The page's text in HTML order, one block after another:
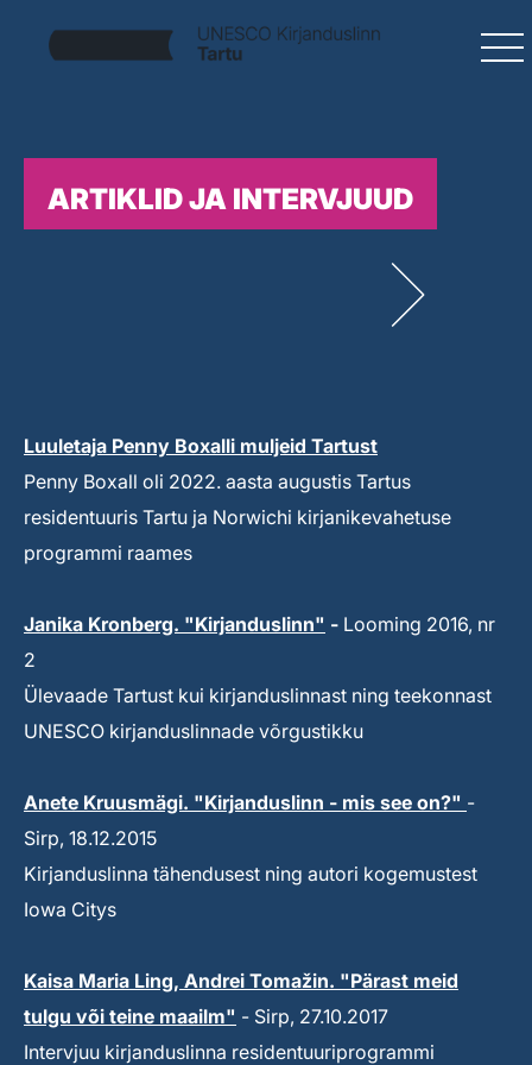
ARTIKLID JA INTERVJUUD
Luuletaja Penny Boxalli muljeid Tartust
Penny Boxall oli 2022. aasta augustis Tartus
residentuuris Tartu ja Norwichi kirjanikevahetuse
programmi raames
Janika Kronberg. "Kirjanduslinn" - Looming 2016, nr
2
Ülevaade Tartust kui kirjanduslinnast ning teekonnast
UNESCO kirjanduslinnade võrgustikku
Anete Kruusmägi. "Kirjanduslinn - mis see on?" -
Sirp, 18.12.2015
Kirjanduslinna tähendusest ning autori kogemustest
Iowa Citys
Kaisa Maria Ling, Andrei Tomažin. "Pärast meid
tulgu või teine maailm" - Sirp, 27.10.2017
Intervjuu kirjanduslinna residentuuriprogrammi